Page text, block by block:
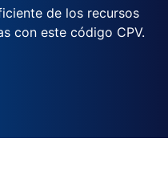
de los recursos
con este código CPV.